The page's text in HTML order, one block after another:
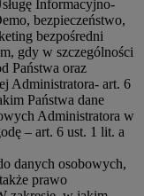
Informacyjno-
bezpieczeństwo,
bezpośredni
gdy w szczególności
Państwa oraz
Administratora- art. 6
Państwa dane
Administratora w
– art. 6 ust. 1 lit. a
danych osobowych,
prawo